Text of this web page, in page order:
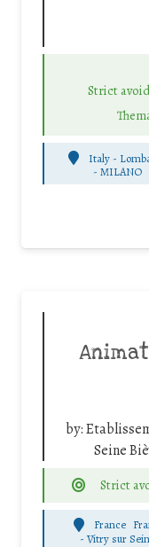
Strict
Italy -
-MILANO
by:
Seine
Strict
France
-Vitry sur